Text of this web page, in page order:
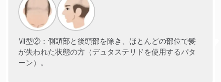
Ⅶ型②：側頭部と後頭部を除き、ほとんどの部位で髪
が失われた状態の方（デュタステリドを使用するパタ
ーン）。